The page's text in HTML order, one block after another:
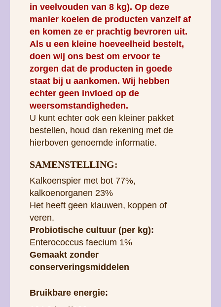
zorgen dat de producten in goede
staat bij u aankomen. Wij hebben
echter geen invloed op de
weersomstandigheden.
U kunt echter ook een kleiner pakket
bestellen, houd dan rekening met de
hierboven genoemde informatie.
SAMENSTELLING:
Kalkoenspier met bot 77%,
kalkoenorganen 23%
Het heeft geen klauwen, koppen of
Probiotische cultuur (per kg):
Enterococcus faecium 1%
Gemaakt zonder
conserveringsmiddelen
Bruikbare energie:
164,0 kcal/100g
DOSERING